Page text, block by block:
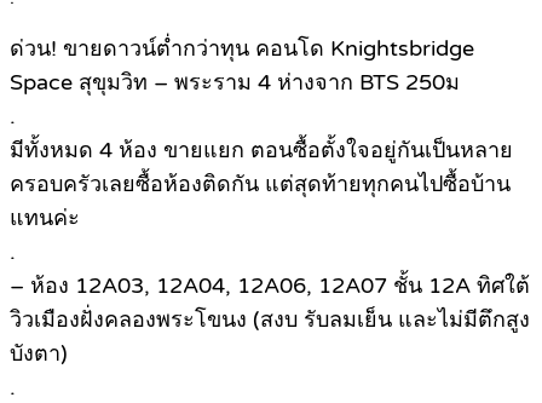
ด่วน! ขายดาวน์ต่ำกว่าทุน คอนโด Knightsbridge
Space สุขุมวิท – พระราม 4 ห่างจาก BTS 250ม
.
มีทั้งหมด 4 ห้อง ขายแยก ตอนซื้อตั้งใจอยู่กันเป็นหลาย
ครอบครัวเลยซื้อห้องติดกัน แต่สุดท้ายทุกคนไปซื้อบ้าน
แทนค่ะ
.
– ห้อง 12A03, 12A04, 12A06, 12A07 ชั้น 12A ทิศใต้
วิวเมืองฝั่งคลองพระโขนง (สงบ รับลมเย็น และไม่มีตึกสูง
บังตา)
.